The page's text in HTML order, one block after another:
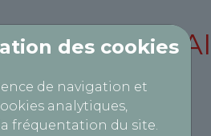
des cookies
de navigation et
analytiques,
fréquentation du site.
BEL